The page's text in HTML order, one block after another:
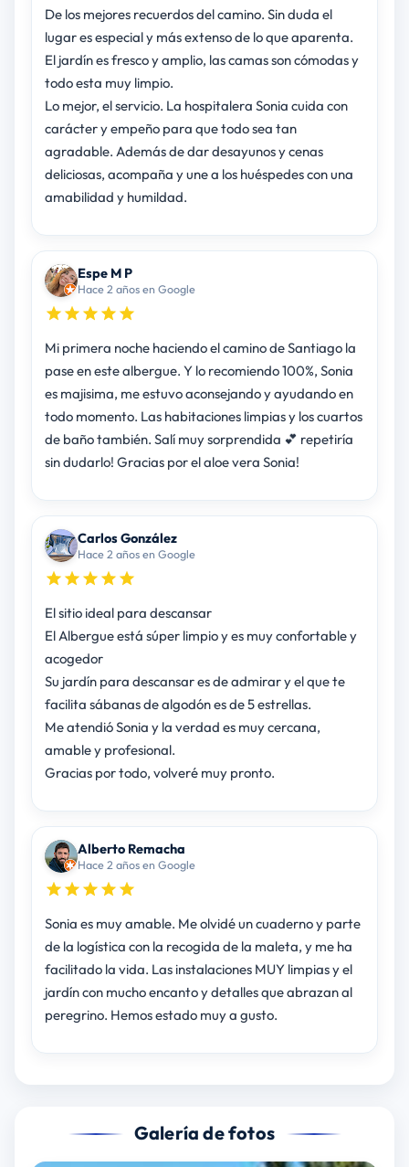
De los mejores recuerdos del camino. Sin duda el
lugar es especial y más extenso de lo que aparenta.
El jardín es fresco y amplio, las camas son cómodas y
todo esta muy limpio.
Lo mejor, el servicio. La hospitalera Sonia cuida con
carácter y empeño para que todo sea tan
agradable. Además de dar desayunos y cenas
deliciosas, acompaña y une a los huéspedes con una
amabilidad y humildad.
Espe M P
Hace 2 años en Google
Mi primera noche haciendo el camino de Santiago la
pase en este albergue. Y lo recomiendo 100%, Sonia
es majisima, me estuvo aconsejando y ayudando en
todo momento. Las habitaciones limpias y los cuartos
de baño también. Salí muy sorprendida 💕 repetiría
sin dudarlo! Gracias por el aloe vera Sonia!
Carlos González
Hace 2 años en Google
El sitio ideal para descansar
El Albergue está súper limpio y es muy confortable y
acogedor
Su jardín para descansar es de admirar y el que te
facilita sábanas de algodón es de 5 estrellas.
Me atendió Sonia y la verdad es muy cercana,
amable y profesional.
Gracias por todo, volveré muy pronto.
Alberto Remacha
Hace 2 años en Google
Sonia es muy amable. Me olvidé un cuaderno y parte
de la logística con la recogida de la maleta, y me ha
facilitado la vida. Las instalaciones MUY limpias y el
jardín con mucho encanto y detalles que abrazan al
peregrino. Hemos estado muy a gusto.
Galería de fotos